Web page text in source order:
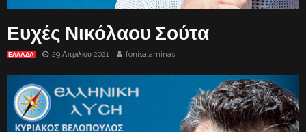
Ευχές Νικόλαου Σούτα
ΕΛΛΑΔΑ 29 Απριλίου 2021 fonisalaminas